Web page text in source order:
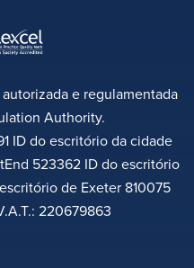
e regulamentada
Authority.
ID do escritório da cidade
523362 ID do escritório
de Exeter 810075
220679863